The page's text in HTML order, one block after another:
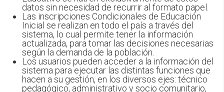
datos sin necesidad de recurrir al formato papel.
Las inscripciones Condicionales de Educación
Inicial se realizan en todo el país a través del
sistema, lo cual permite tener la información
actualizada, para tomar las decisiones necesarias
según la demanda de la población.
Los usuarios pueden acceder a la información del
sistema para ejecutar las distintas funciones que
hacen a su gestión, en los diversos ejes: técnico
pedagógico, administrativo y socio comunitario,